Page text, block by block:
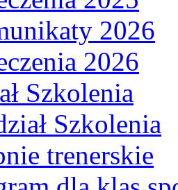
2026
2026
Szkolenia
Szkolenia
trenerskie